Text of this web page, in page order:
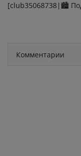
[club35068738|🏙
Комментарии